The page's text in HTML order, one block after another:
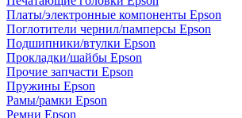
Платы/электронные компоненты Epson
Поглотители чернил/памперсы Epson
Подшипники/втулки Epson
Прокладки/шайбы Epson
Прочие запчасти Epson
Пружины Epson
Рамы/рамки Epson
Ремни Epson